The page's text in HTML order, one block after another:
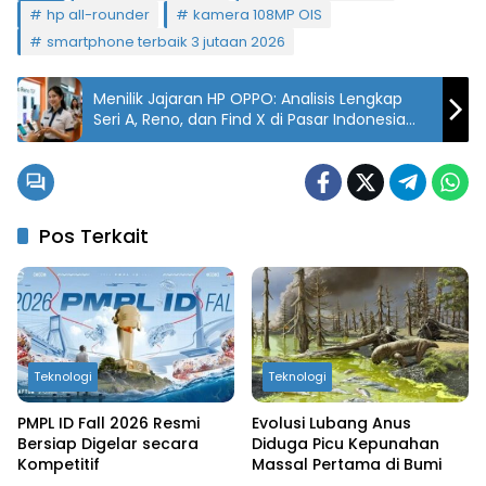
hp all-rounder
kamera 108MP OIS
smartphone terbaik 3 jutaan 2026
Menilik Jajaran HP OPPO: Analisis Lengkap
Seri A, Reno, dan Find X di Pasar Indonesia
Hingga 2026
Pos Terkait
Teknologi
PMPL ID Fall 2026 Resmi
Bersiap Digelar secara
Kompetitif
Teknologi
Evolusi Lubang Anus
Diduga Picu Kepunahan
Massal Pertama di Bumi